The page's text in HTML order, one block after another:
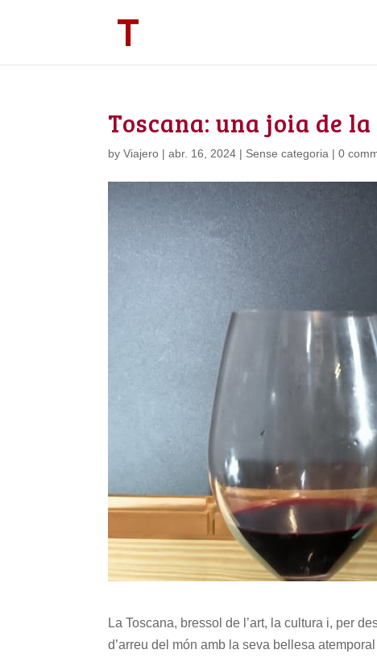
Toscana: una joia de
byViajero |abr. 16, 2024 | Sense categoria |0
La Toscana, bressol de l’art, la cultura i, per
d’arreu del món amb la seva bellesa